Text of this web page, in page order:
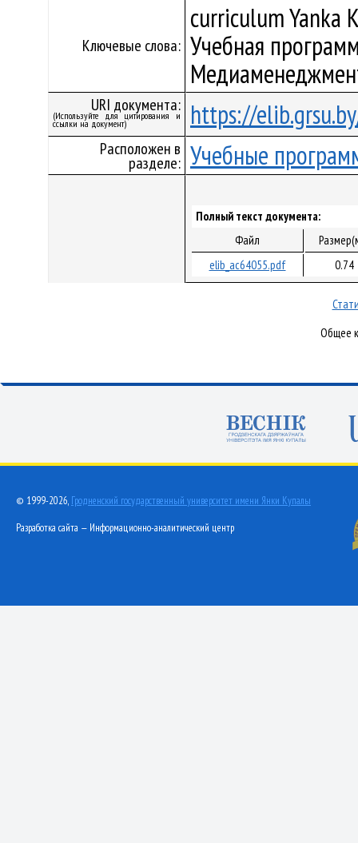
Ключевые слова:
curriculum Yanka
Учебная
URI документа:
(Используйте для цитирования и
ссылки на документ) https://
Расположен в
разделе: Учебные
Полный текст документа:
Файл
elib_ac64055.pdf
0.74
Общее
© 1999-2026, Гродненский государственный университет имени Янки Купалы
Разработка сайта — Информационно-аналитический центр